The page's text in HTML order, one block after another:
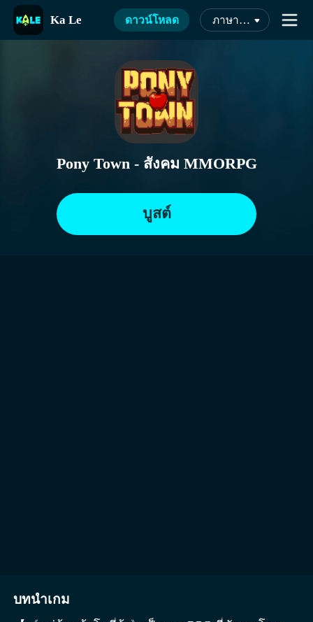
Ka Le ดาวน์โหลด ภาษาไทย
Pony Town - สังคม MMORPG
บูสต์
บทนำเกม